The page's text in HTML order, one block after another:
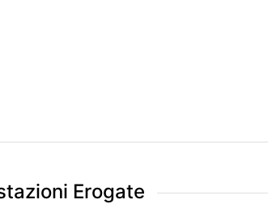
Erogate